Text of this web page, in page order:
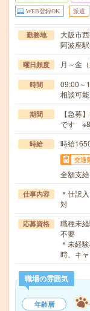
WEB登録OK 派遣
勤務地
大阪市
阿波座
曜日頻度 月～金
時間
09:00～
相談可能
期間
【急募
です ※8
時給 時給
交通
全額支給
仕事内容
＊仕訳
対
応募資格
職種未
不要
＊未経
時、キ
職場の雰囲気
年齢層